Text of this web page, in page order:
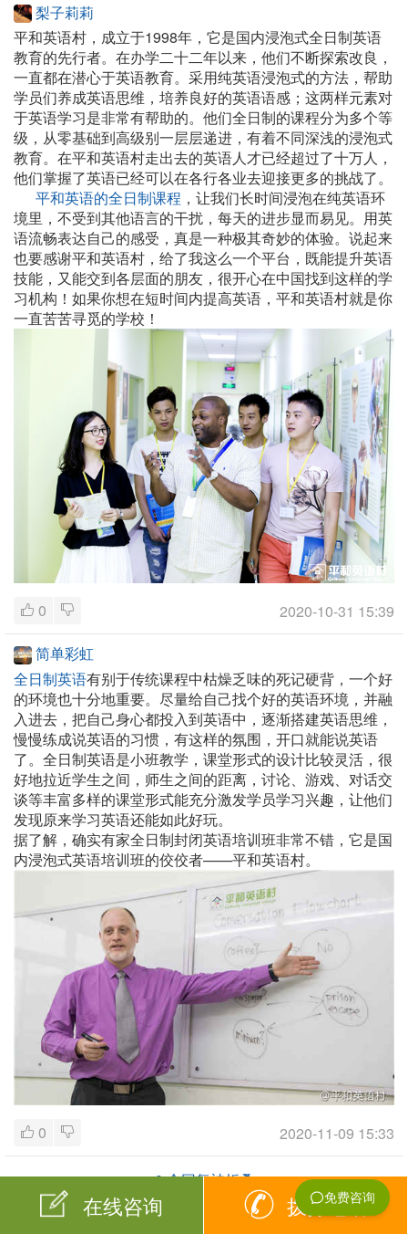
梨子莉莉
平和英语村，成立于1998年，它是国内浸泡式全日制英语
教育的先行者。在办学二十二年以来，他们不断探索改良，
一直都在潜心于英语教育。采用纯英语浸泡式的方法，帮助
学员们养成英语思维，培养良好的英语语感；这两样元素对
于英语学习是非常有帮助的。他们全日制的课程分为多个等
级，从零基础到高级别一层层递进，有着不同深浅的浸泡式
教育。在平和英语村走出去的英语人才已经超过了十万人，
他们掌握了英语已经可以在各行各业去迎接更多的挑战了。
平和英语的全日制课程 ，让我们长时间浸泡在纯英语环
境里，不受到其他语言的干扰，每天的进步显而易见。用英
语流畅表达自己的感受，真是一种极其奇妙的体验。说起来
也要感谢平和英语村，给了我这么一个平台，既能提升英语
技能，又能交到各层面的朋友，很开心在中国找到这样的学
习机构！如果你想在短时间内提高英语，平和英语村就是你
一直苦苦寻觅的学校！
0
2020-10-31 15:39
简单彩虹
全日制英语有别于传统课程中枯燥乏味的死记硬背，一个好
的环境也十分地重要。尽量给自己找个好的英语环境，并融
入进去，把自己身心都投入到英语中，逐渐搭建英语思维，
慢慢练成说英语的习惯，有这样的氛围，开口就能说英语
了。全日制英语是小班教学，课堂形式的设计比较灵活，很
好地拉近学生之间，师生之间的距离，讨论、游戏、对话交
谈等丰富多样的课堂形式能充分激发学员学习兴趣，让他们
发现原来学习英语还能如此好玩。
据了解，确实有家全日制封闭英语培训班非常不错，它是国
内浸泡式英语培训班的佼佼者——平和英语村。
0 2020-11-09 15:33
0个回复被折叠
在线咨询 拨打电话